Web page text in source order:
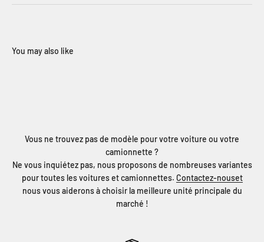
Vous ne trouvez pas de modèle pour votre voiture ou votre
camionnette ?
Ne vous inquiétez pas, nous proposons de nombreuses variantes
pour toutes les voitures et camionnettes. Contactez-nouset
nous vous aiderons à choisir la meilleure unité principale du
marché !